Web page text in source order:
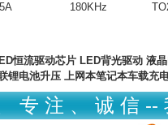
5A 180KHz
恒流驱动芯片 LED背光驱动 液
锂电池升压 上网本笔记本车载充
专 注 、 诚 信 --